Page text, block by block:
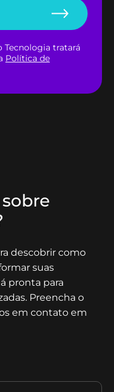
para médicos e
mais rápidos e
de aumentar a
Indústria e
e a
a
Tecnologia tratará
Política de
descobrir como
suas
pronta para
Preencha o
em contato em